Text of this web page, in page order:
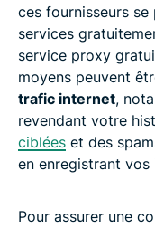
ces fournisseurs
services
service proxy
moyens peuvent
trafic internet,
revendant votre
ciblées et des
en enregistrant
Pour assurer une